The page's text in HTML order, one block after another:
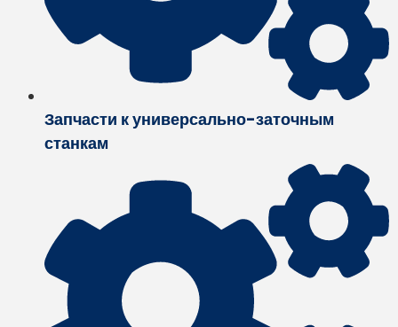
Запчасти к универсально-заточным
станкам